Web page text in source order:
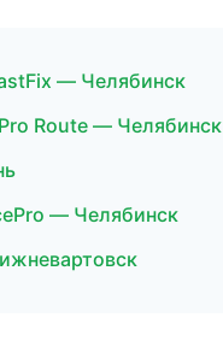
— Челябинск
Route — Челябинск
— Челябинск